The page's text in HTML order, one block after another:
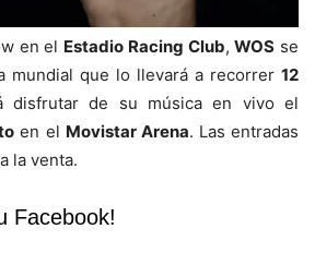
en el Estadio Racing Club,WOS se
mundial que lo llevará a recorrer 12
disfrutar de su música en vivo el
en el Movistar Arena. Las entradas
la venta.
Facebook!